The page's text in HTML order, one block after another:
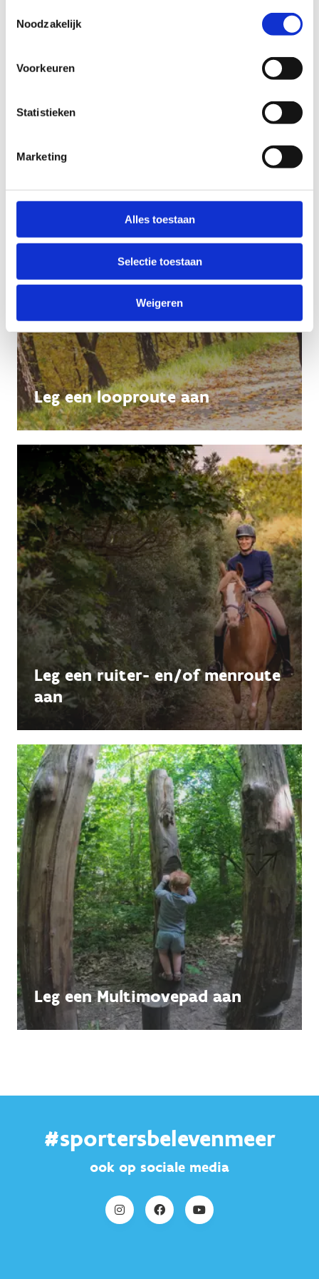
Noodzakelijk
Voorkeuren
Statistieken
Marketing
Alles toestaan
Selectie toestaan
Weigeren
Leg een looproute aan
Leg een ruiter- en/of menroute
aan
Leg een Multimovepad aan
#sportersbelevenmeer
ook op sociale media